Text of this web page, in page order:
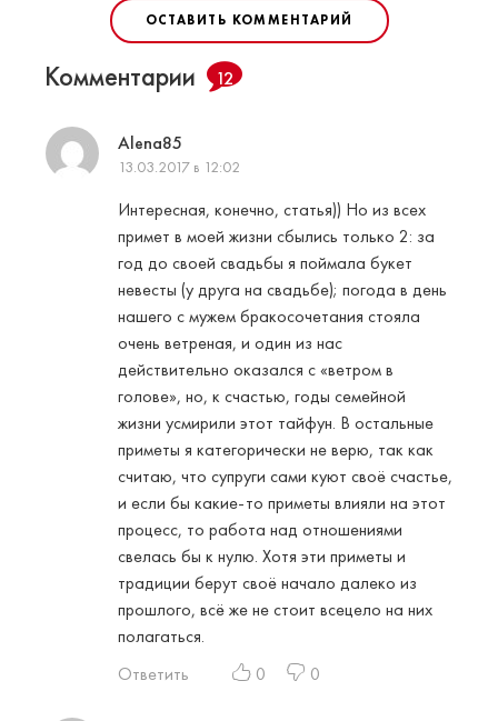
ОСТАВИТЬ КОММЕНТАРИЙ
Комментарии 12
Alena85
13.03.2017 в 12:02
Интересная, конечно, статья)) Но из всех
примет в моей жизни сбылись только 2: за
год до своей свадьбы я поймала букет
невесты (у друга на свадьбе); погода в день
нашего с мужем бракосочетания стояла
очень ветреная, и один из нас
действительно оказался с «ветром в
голове», но, к счастью, годы семейной
жизни усмирили этот тайфун. В остальные
приметы я категорически не верю, так как
считаю, что супруги сами куют своё счастье,
и если бы какие-то приметы влияли на этот
процесс, то работа над отношениями
свелась бы к нулю. Хотя эти приметы и
традиции берут своё начало далеко из
прошлого, всё же не стоит всецело на них
полагаться.
Ответить
0 0